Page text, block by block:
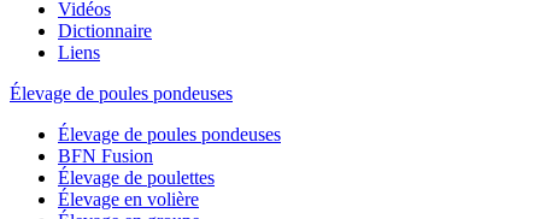
Vidéos
Dictionnaire
Liens
Élevage de poules pondeuses
Élevage de poules pondeuses
BFN Fusion
Élevage de poulettes
Élevage en volière